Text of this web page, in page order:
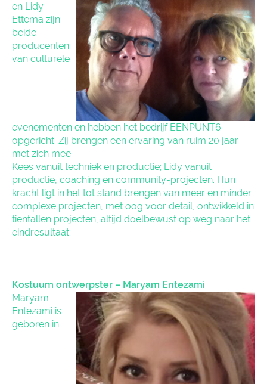
en Lidy
Ettema zijn
beide
producenten
van culturele
evenementen en hebben het bedrijf EENPUNT6
opgericht. Zij brengen een ervaring van ruim 20 jaar
met zich mee:
Kees vanuit techniek en productie; Lidy vanuit
productie, coaching en community-projecten. Hun
kracht ligt in het tot stand brengen van meer en minder
complexe projecten, met oog voor detail, ontwikkeld in
tientallen projecten, altijd doelbewust op weg naar het
eindresultaat.
Kostuum ontwerpster – Maryam Entezami
Maryam
Entezami is
geboren in